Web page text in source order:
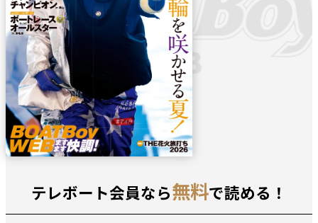
テレボート会員なら無料で読める！